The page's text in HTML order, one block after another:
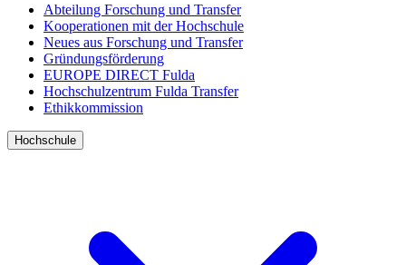
Abteilung Forschung und Transfer
Kooperationen mit der Hochschule
Neues aus Forschung und Transfer
Gründungsförderung
EUROPE DIRECT Fulda
Hochschulzentrum Fulda Transfer
Ethikkommission
Hochschule